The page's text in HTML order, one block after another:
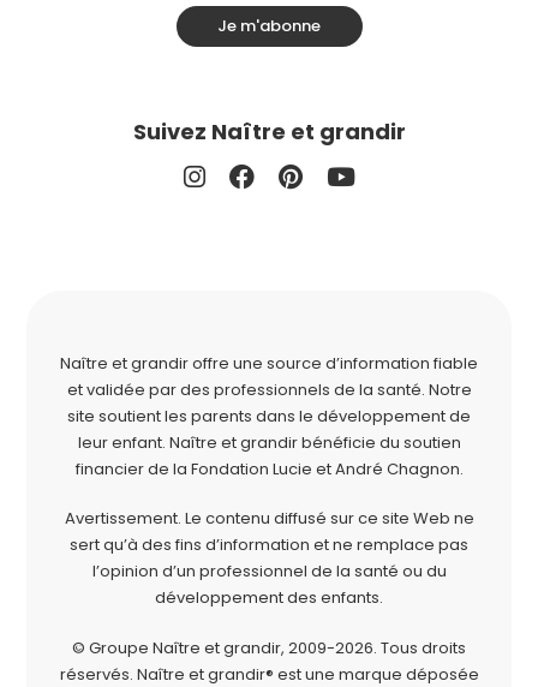
Je m'abonne
Suivez Naître et grandir
Naître et grandir offre une source d’information fiable
et validée par des professionnels de la santé. Notre
site soutient les parents dans le développement de
leur enfant. Naître et grandir bénéficie du soutien
financier de la Fondation Lucie et André Chagnon.
Avertissement. Le contenu diffusé sur ce site Web ne
sert qu’à des fins d’information et ne remplace pas
l’opinion d’un professionnel de la santé ou du
développement des enfants.
© Groupe Naître et grandir, 2009-2026. Tous droits
réservés. Naître et grandir® est une marque déposée